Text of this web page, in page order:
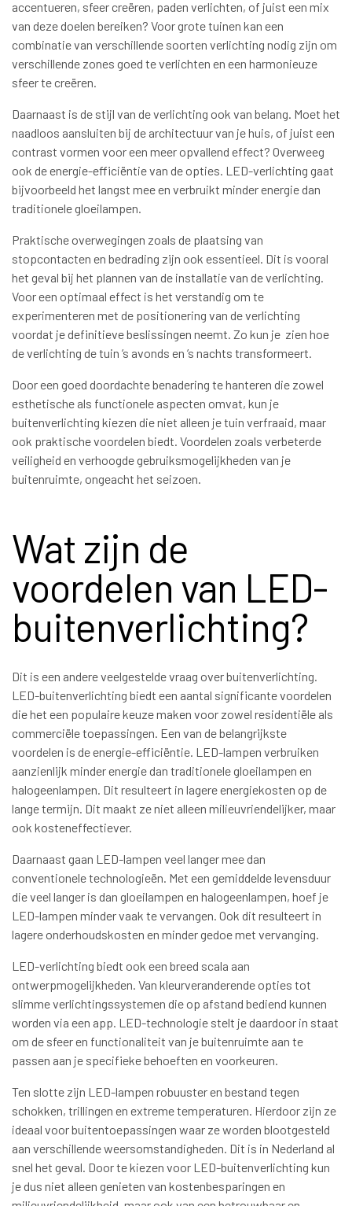
accentueren, sfeer creëren, paden verlichten, of juist een mix
van deze doelen bereiken? Voor grote tuinen kan een
combinatie van verschillende soorten verlichting nodig zijn om
verschillende zones goed te verlichten en een harmonieuze
sfeer te creëren.
Daarnaast is de stijl van de verlichting ook van belang. Moet het
naadloos aansluiten bij de architectuur van je huis, of juist een
contrast vormen voor een meer opvallend effect? Overweeg
ook de energie-efficiëntie van de opties. LED-verlichting gaat
bijvoorbeeld het langst mee en verbruikt minder energie dan
traditionele gloeilampen.
Praktische overwegingen zoals de plaatsing van
stopcontacten en bedrading zijn ook essentieel. Dit is vooral
het geval bij het plannen van de installatie van de verlichting.
Voor een optimaal effect is het verstandig om te
experimenteren met de positionering van de verlichting
voordat je definitieve beslissingen neemt. Zo kun je zien hoe
de verlichting de tuin ’s avonds en ’s nachts transformeert.
Door een goed doordachte benadering te hanteren die zowel
esthetische als functionele aspecten omvat, kun je
buitenverlichting kiezen die niet alleen je tuin verfraaid, maar
ook praktische voordelen biedt. Voordelen zoals verbeterde
veiligheid en verhoogde gebruiksmogelijkheden van je
buitenruimte, ongeacht het seizoen.
Wat zijn de
voordelen van LED-
buitenverlichting?
Dit is een andere veelgestelde vraag over buitenverlichting.
LED-buitenverlichting biedt een aantal significante voordelen
die het een populaire keuze maken voor zowel residentiële als
commerciële toepassingen. Een van de belangrijkste
voordelen is de energie-efficiëntie. LED-lampen verbruiken
aanzienlijk minder energie dan traditionele gloeilampen en
halogeenlampen. Dit resulteert in lagere energiekosten op de
lange termijn. Dit maakt ze niet alleen milieuvriendelijker, maar
ook kosteneffectiever.
Daarnaast gaan LED-lampen veel langer mee dan
conventionele technologieën. Met een gemiddelde levensduur
die veel langer is dan gloeilampen en halogeenlampen, hoef je
LED-lampen minder vaak te vervangen. Ook dit resulteert in
lagere onderhoudskosten en minder gedoe met vervanging.
LED-verlichting biedt ook een breed scala aan
ontwerpmogelijkheden. Van kleurveranderende opties tot
slimme verlichtingssystemen die op afstand bediend kunnen
worden via een app. LED-technologie stelt je daardoor in staat
om de sfeer en functionaliteit van je buitenruimte aan te
passen aan je specifieke behoeften en voorkeuren.
Ten slotte zijn LED-lampen robuuster en bestand tegen
schokken, trillingen en extreme temperaturen. Hierdoor zijn ze
ideaal voor buitentoepassingen waar ze worden blootgesteld
aan verschillende weersomstandigheden. Dit is in Nederland al
snel het geval. Door te kiezen voor LED-buitenverlichting kun
je dus niet alleen genieten van kostenbesparingen en